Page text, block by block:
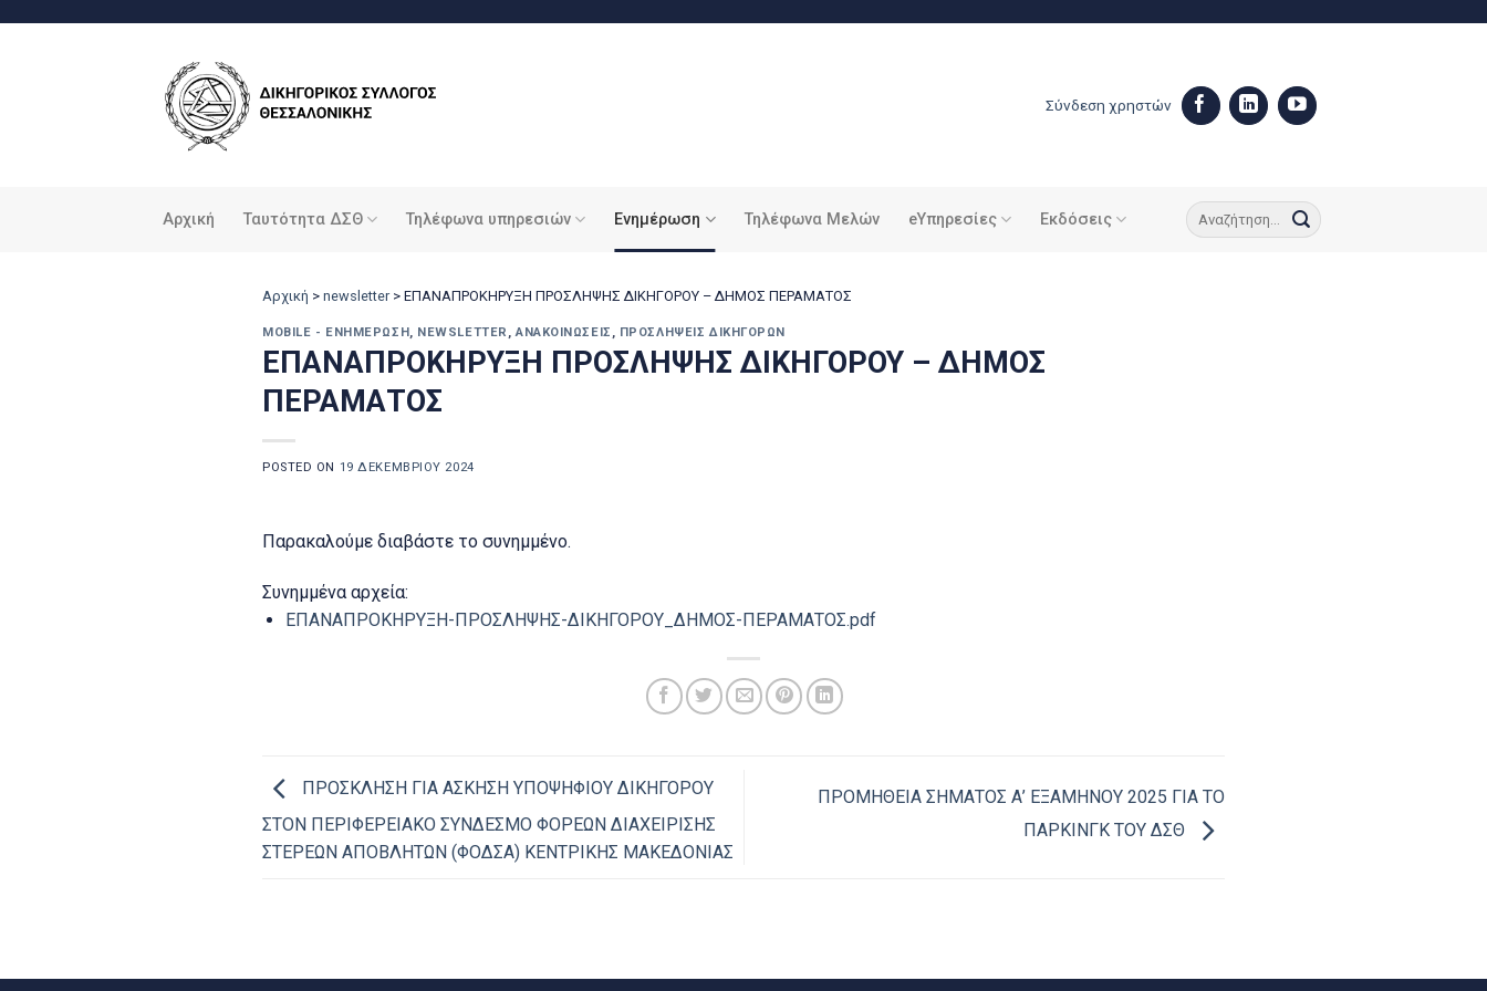
Σύνδεση χρηστών
Αρχική Ταυτότητα ΔΣΘ Τηλέφωνα υπηρεσιών Ενημέρωση Τηλέφωνα Μελών eΥπηρεσίες Εκδόσεις
Αρχική > newsletter > ΕΠΑΝΑΠΡΟΚΗΡΥΞΗ ΠΡΟΣΛΗΨΗΣ ΔΙΚΗΓΟΡΟΥ – ΔΗΜΟΣ ΠΕΡΑΜΑΤΟΣ
MOBILE - ΕΝΗΜΈΡΩΣΗ, NEWSLETTER ,ΑΝΑΚΟΙΝΏΣΕΙΣ , ΠΡΟΣΛΉΨΕΙΣ ΔΙΚΗΓΌΡΩΝ
ΕΠΑΝΑΠΡΟΚΗΡΥΞΗ ΠΡΟΣΛΗΨΗΣ ΔΙΚΗΓΟΡΟΥ – ΔΗΜΟΣ
ΠΕΡΑΜΑΤΟΣ
POSTED ON 19 ΔΕΚΕΜΒΡΊΟΥ 2024
Παρακαλούμε διαβάστε το συνημμένο.
Συνημμένα αρχεία:
ΕΠΑΝΑΠΡΟΚΗΡΥΞΗ-ΠΡΟΣΛΗΨΗΣ-ΔΙΚΗΓΟΡΟΥ_ΔΗΜΟΣ-ΠΕΡΑΜΑΤΟΣ.pdf
ΠΡΟΣΚΛΗΣΗ ΓΙΑ ΑΣΚΗΣΗ ΥΠΟΨΗΦΙΟΥ ΔΙΚΗΓΟΡΟΥ
ΣΤΟΝ ΠΕΡΙΦΕΡΕΙΑΚΟ ΣΥΝΔΕΣΜΟ ΦΟΡΕΩΝ ΔΙΑΧΕΙΡΙΣΗΣ
ΣΤΕΡΕΩΝ ΑΠΟΒΛΗΤΩΝ (ΦΟΔΣΑ) ΚΕΝΤΡΙΚΗΣ ΜΑΚΕΔΟΝΙΑΣ
ΠΡΟΜΗΘΕΙΑ ΣΗΜΑΤΟΣ Α’ ΕΞΑΜΗΝΟΥ 2025 ΓΙΑ ΤΟ
ΠΑΡΚΙΝΓΚ ΤΟΥ ΔΣΘ